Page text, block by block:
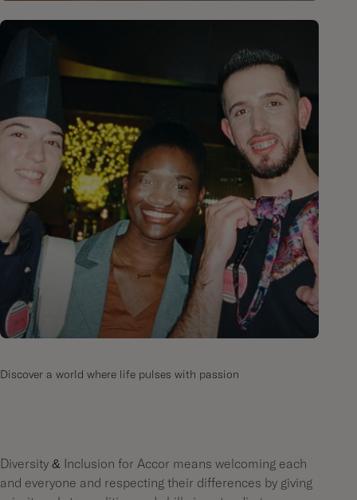
Discover a world where life pulses with passion
Diversity & Inclusion for Accor means welcoming each
and everyone and respecting their differences by giving